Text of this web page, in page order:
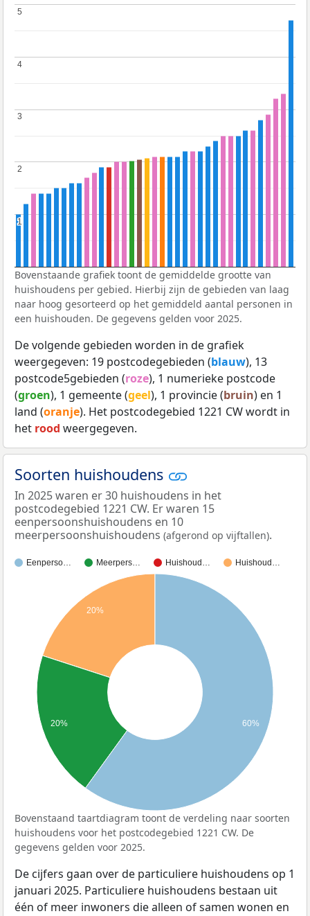
11
2
2
3
3
4
4
5
5
Bovenstaande grafiek toont de gemiddelde grootte van
huishoudens per gebied. Hierbij zijn de gebieden van laag
naar hoog gesorteerd op het gemiddeld aantal personen in
een huishouden. De gegevens gelden voor 2025.
De volgende gebieden worden in de grafiek
weergegeven: 19 postcodegebieden (blauw), 13
postcode5gebieden (roze), 1 numerieke postcode
(groen), 1 gemeente (geel), 1 provincie (bruin) en 1
land (oranje). Het postcodegebied 1221 CW wordt in
het rood weergegeven.
Soorten huishoudens
In 2025 waren er 30 huishoudens in het
postcodegebied 1221 CW. Er waren 15
eenpersoonshuishoudens en 10
meerpersoonshuishoudens (afgerond op vijftallen).
Eenperso… Meerpers… Huishoud… Huishoud…
20%
20% 60%
Bovenstaand taartdiagram toont de verdeling naar soorten
huishoudens voor het postcodegebied 1221 CW. De
gegevens gelden voor 2025.
De cijfers gaan over de particuliere huishoudens op 1
januari 2025. Particuliere huishoudens bestaan uit
één of meer inwoners die alleen of samen wonen en